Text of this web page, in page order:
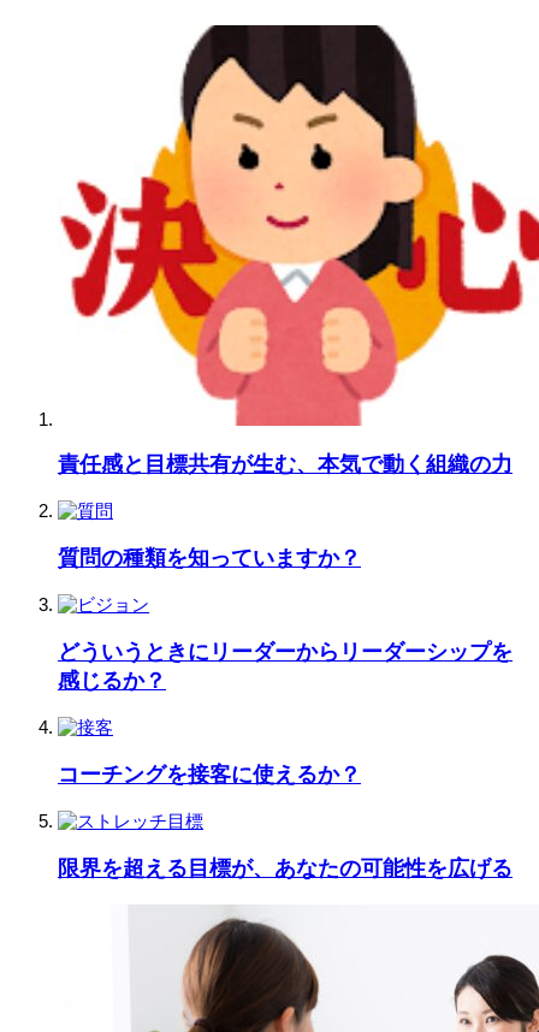
責任感と目標共有が生む、本気で動く組織の力
質問の種類を知っていますか？
どういうときにリーダーからリーダーシップを
感じるか？
コーチングを接客に使えるか？
限界を超える目標が、あなたの可能性を広げる